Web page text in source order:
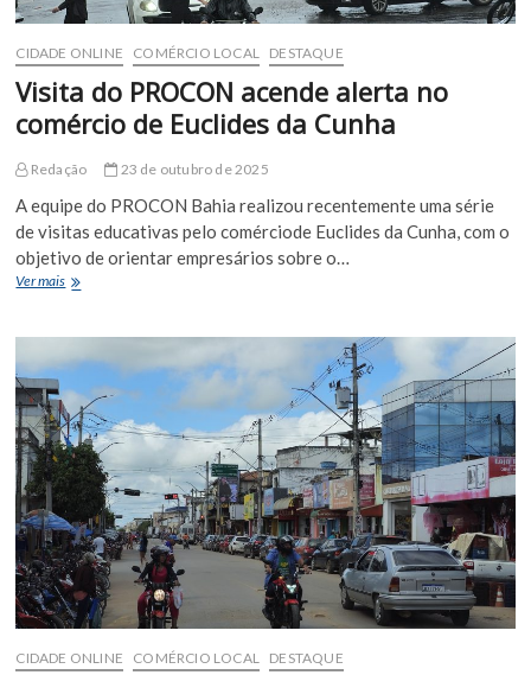
CIDADE ONLINE COMÉRCIO LOCAL DESTAQUE
Visita do PROCON acende alerta no
comércio de Euclides da Cunha
Redação 23 de outubro de 2025
A equipe do PROCON Bahia realizou recentemente uma série
de visitas educativas pelo comérciode Euclides da Cunha, com o
objetivo de orientar empresários sobre o…
Ver maisVisita
acende
alerta
comércio
de
Euclides
da
Cunha
CIDADE ONLINE COMÉRCIO LOCAL DESTAQUE